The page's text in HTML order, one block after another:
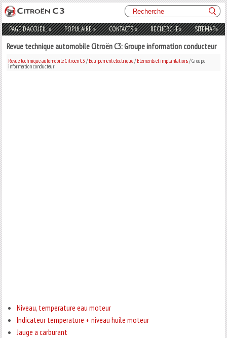
PAGE D'ACCUEIL» POPULAIRE» CONTACTS» RECHERCHE» SITEMAP»
Revue technique automobile Citroën C3: Groupe information conducteur
Revue technique automobile Citroën C3 /Equipement electrique/Elements et implantations/ Groupe
information conducteur
Niveau, temperature eau moteur
Indicateur temperature + niveau huile moteur
Jauge a carburant